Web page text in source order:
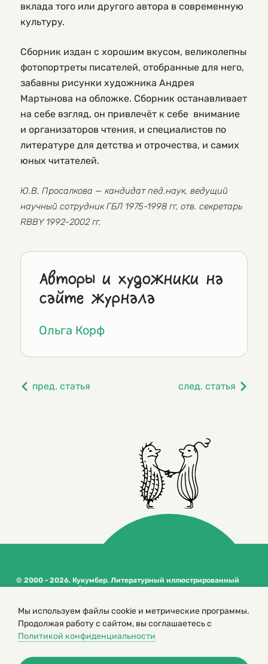
вклада того или другого автора в современную
культуру.
Сборник издан с хорошим вкусом, великолепны
фотопортреты писателей, отобранные для него,
забавны рисунки художника Андрея
Мартынова на обложке. Сборник останавливает
на себе взгляд, он привлечёт к себе внимание
и организаторов чтения, и специалистов по
литературе для детства и отрочества, и самих
юных читателей.
Ю.В. Просалкова — кандидат пед.наук, ведущий
научный сотрудник ГБЛ 1975-1998 гг, отв. секретарь
RBBY 1992-2002 гг.
Авторы и художники на
сайте журнала
Ольга Корф
пред. статья след. статья
© 2000 – 2026. Кукумбер. Литературный иллюстрированный
журнал для детей
сайта
Политика конфиденциальности
Мы используем файлы cookie и метрические программы.
Продолжая работу с сайтом, вы соглашаетесь с
Политикой конфиденциальности